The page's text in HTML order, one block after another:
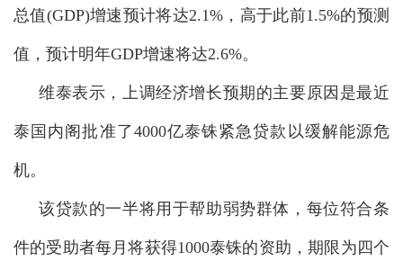
总值(GDP)增速预计将达2.1%，高于此前1.5%的预测
值，预计明年GDP增速将达2.6%。
维泰表示，上调经济增长预期的主要原因是最近
泰国内阁批准了4000亿泰铢紧急贷款以缓解能源危
机。
该贷款的一半将用于帮助弱势群体，每位符合条
件的受助者每月将获得1000泰铢的资助，期限为四个